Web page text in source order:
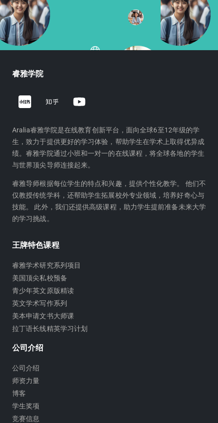
睿雅学院
h
h
u
Y
o
t
u
b
e
Aralia睿雅学院是在线教育创新平台，面向全球6至12年级的学
生，致力于提供更好的学习体验，帮助学生在学术上取得优异成
绩。睿雅学院通过小班和一对一的在线课程，将全球各地的学生
与世界顶尖导师连接起来。
睿雅导师根据每位学生的特点和兴趣，提供个性化教学。 他们不
仅教授传统学科，还帮助学生拓展校外专业领域，培养好奇心与
技能。 此外，我们还提供高级课程，助力学生提前准备未来大学
的学习挑战。
王牌特色课程
睿雅学术研究系列项目
美国顶尖私校预备
青少年英文原版精读
英文学术写作系列
美本申请文书大师课
拉丁语长线精英学习计划
公司介绍
公司介绍
师资力量
博客
学生奖项
竞赛信息